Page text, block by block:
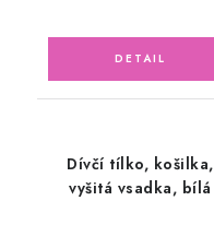
Dívčí tílko, košilka,
vyšitá vsadka, bílá